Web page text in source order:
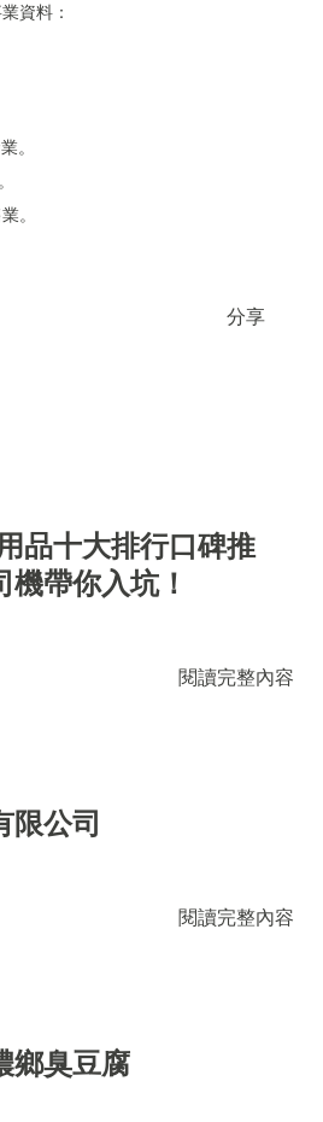
資料：
。
。
分享
品十大排行口碑推
帶你入坑！
閱讀完整內容
限公司
閱讀完整內容
鄉臭豆腐